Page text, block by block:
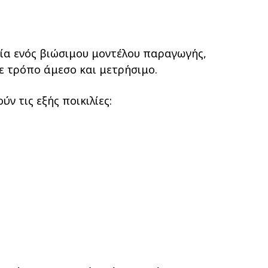
ενός βιώσιμου μοντέλου παραγωγής,
τρόπο άμεσο και μετρήσιμο.
εξής ποικιλίες: